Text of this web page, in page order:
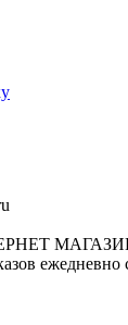
ежедневно